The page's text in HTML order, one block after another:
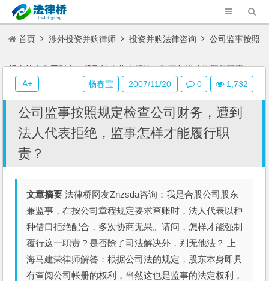
首页 涉外投资并购律师 投资并购法律咨询 公司监事按照
规定检查公司财务，遭到法人代表拒绝，监事怎样才能履行职责？
公司监事按照规定检查公司财务，遭到
法人代表拒绝，监事怎样才能履行职
责？
文章摘要 法律桥网友Znzsda咨询：我是合股公司股东
兼监事，在按公司章程规定要求查账时，法人代表以种
种借口拒绝配合，多次协商无果。请问，怎样才能强制
覆行这一职责？是否除了司法解决外，别无他法？ 上
海马建荣律师解答：根据公司法的规定，股东本身即具
有查阅公司帐册的权利，当然这也是监事的法定权利，
杨春宝 2007/11/20 0 1,732
A+